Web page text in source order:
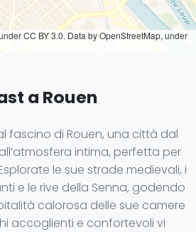
CC BY 3.0. Data by OpenStreetMap, under
a Rouen
fascino di Rouen, una città dal
intima, perfetta per
le sue strade medievali, i
e le rive della Senna, godendo
calorosa delle sue camere
accoglienti e confortevoli vi